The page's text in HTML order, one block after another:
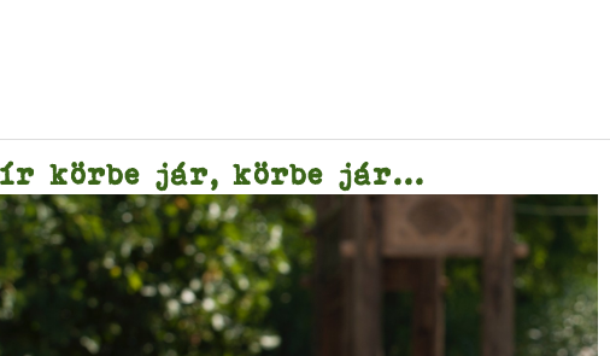
körbe jár, körbe jár...